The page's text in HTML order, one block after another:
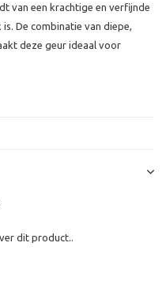
van een krachtige en verfijnde
De combinatie van diepe,
deze geur ideaal voor
dit product..